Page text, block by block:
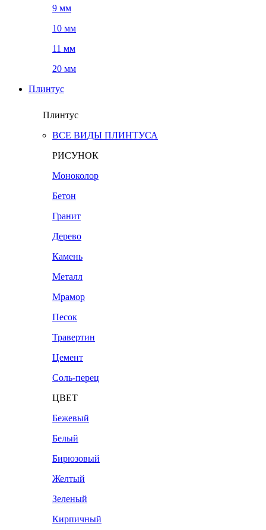
9 мм
10 мм
11 мм
20 мм
Плинтус
Плинтус
ВСЕ ВИДЫ ПЛИНТУСА
РИСУНОК
Моноколор
Бетон
Гранит
Дерево
Камень
Металл
Мрамор
Песок
Травертин
Цемент
Соль-перец
ЦВЕТ
Бежевый
Белый
Бирюзовый
Желтый
Зеленый
Кирпичный